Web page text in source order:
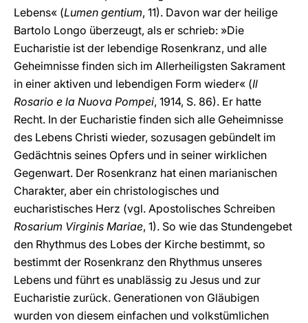
Lebens« (Lumen gentium, 11). Davon war der heilige
Bartolo Longo überzeugt, als er schrieb: »Die
Eucharistie ist der lebendige Rosenkranz, und alle
Geheimnisse finden sich im Allerheiligsten Sakrament
in einer aktiven und lebendigen Form wieder« (Il
Rosario e la Nuova Pompei, 1914, S. 86). Er hatte
Recht. In der Eucharistie finden sich alle Geheimnisse
des Lebens Christi wieder, sozusagen gebündelt im
Gedächtnis seines Opfers und in seiner wirklichen
Gegenwart. Der Rosenkranz hat einen marianischen
Charakter, aber ein christologisches und
eucharistisches Herz (vgl. Apostolisches Schreiben
Rosarium Virginis Mariae, 1). So wie das Stundengebet
den Rhythmus des Lobes der Kirche bestimmt, so
bestimmt der Rosenkranz den Rhythmus unseres
Lebens und führt es unablässig zu Jesus und zur
Eucharistie zurück. Generationen von Gläubigen
wurden von diesem einfachen und volkstümlichen